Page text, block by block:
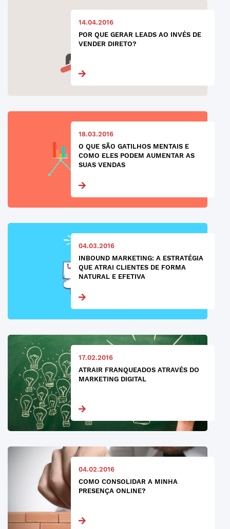
14.04.2016
POR QUE GERAR LEADS AO INVÉS DE
VENDER DIRETO?
18.03.2016
O QUE SÃO GATILHOS MENTAIS E
COMO ELES PODEM AUMENTAR AS
SUAS VENDAS
04.03.2016
INBOUND MARKETING: A ESTRATÉGIA
QUE ATRAI CLIENTES DE FORMA
NATURAL E EFETIVA
17.02.2016
ATRAIR FRANQUEADOS ATRAVÉS DO
MARKETING DIGITAL
04.02.2016
COMO CONSOLIDAR A MINHA
PRESENÇA ONLINE?